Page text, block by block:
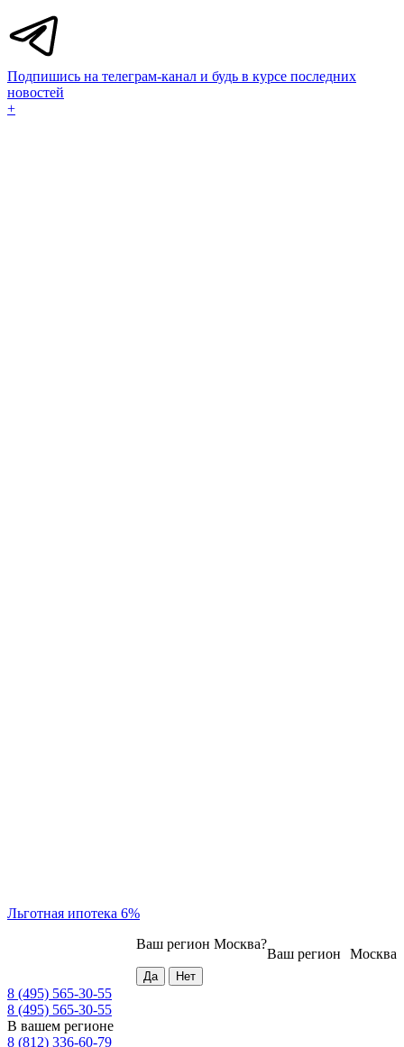
Подпишись на телеграм-канал и будь в курсе последних
новостей
+
Льготная ипотека 6%
Москва
Ваш регион
Ваш регион Москва?
8 (495) 565-30-55
8 (495) 565-30-55
В вашем регионе
8 (812) 336-60-79